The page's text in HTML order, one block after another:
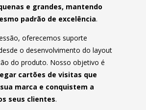
e grandes, mantendo
padrão de excelência.
oferecemos suporte
o desenvolvimento do layout
do produto. Nosso objetivo é
cartões de visitas que
marca e conquistem a
seus clientes.